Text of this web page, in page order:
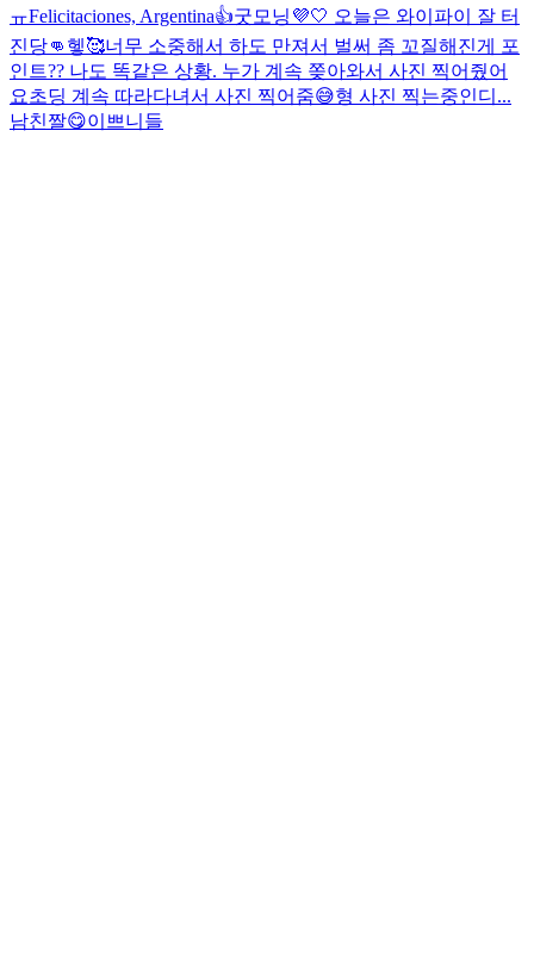
ㅠFelicitaciones, Argentina👍굿모닝💜🤍 오늘은 와이파이 잘 터
진당👊헿🥰너무 소중해서 하도 만져서 벌써 좀 꼬질해진게 포
인트?? 나도 똑같은 상황. 누가 계속 쫒아와서 사진 찍어줬어
요초딩 계속 따라다녀서 사진 찍어줌😅형 사진 찍는중인디...
남친짤😋이쁘니들